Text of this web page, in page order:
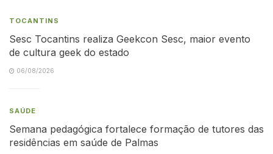
TOCANTINS
Sesc Tocantins realiza Geekcon Sesc, maior evento
de cultura geek do estado
06/08/2026
SAÚDE
Semana pedagógica fortalece formação de tutores das
residências em saúde de Palmas